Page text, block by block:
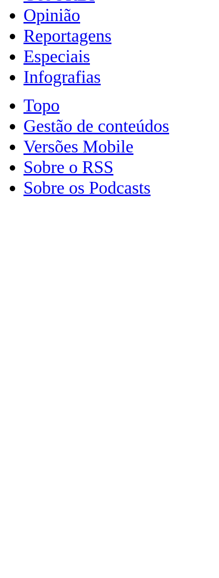
Opinião
Reportagens
Especiais
Infografias
Topo
Gestão de conteúdos
Versões Mobile
Sobre o RSS
Sobre os Podcasts